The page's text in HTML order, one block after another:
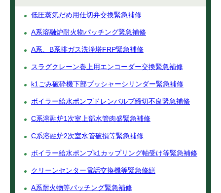
低圧蒸気だめ用仕切弁交換緊急補修
A系溶融炉耐火物パッチング緊急補修
A系、B系排ガス洗浄塔FRP緊急補修
スラグクレーン巻上用エンコーダー交換緊急補修
k1ごみ破砕機下部プッシャーシリンダー緊急補修
ボイラー給水ポンプドレンバルブ締切不良緊急補修
C系溶融炉1次室上部水管肉盛緊急補修
C系溶融炉2次室水管破損等緊急補修
ボイラー給水ポンプk1カップリング軸受け等緊急補修
クリーンセンター電話交換機等緊急修繕
A系耐火物等パッチング緊急補修